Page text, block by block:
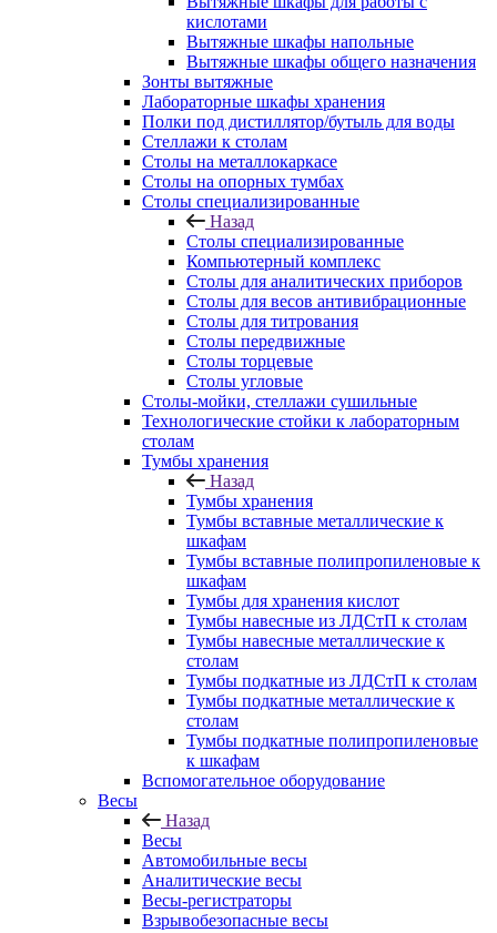
кислотами
Вытяжные шкафы напольные
Вытяжные шкафы общего назначения
Зонты вытяжные
Лабораторные шкафы хранения
Полки под дистиллятор/бутыль для воды
Стеллажи к столам
Столы на металлокаркасе
Столы на опорных тумбах
Столы специализированные
Назад
Столы специализированные
Компьютерный комплекс
Столы для аналитических приборов
Столы для весов антивибрационные
Столы для титрования
Столы передвижные
Столы торцевые
Столы угловые
Столы-мойки, стеллажи сушильные
Технологические стойки к лабораторным
столам
Тумбы хранения
Назад
Тумбы хранения
Тумбы вставные металлические к
шкафам
Тумбы вставные полипропиленовые к
шкафам
Тумбы для хранения кислот
Тумбы навесные из ЛДСтП к столам
Тумбы навесные металлические к
столам
Тумбы подкатные из ЛДСтП к столам
Тумбы подкатные металлические к
столам
Тумбы подкатные полипропиленовые
к шкафам
Вспомогательное оборудование
Весы
Назад
Весы
Автомобильные весы
Аналитические весы
Весы-регистраторы
Взрывобезопасные весы